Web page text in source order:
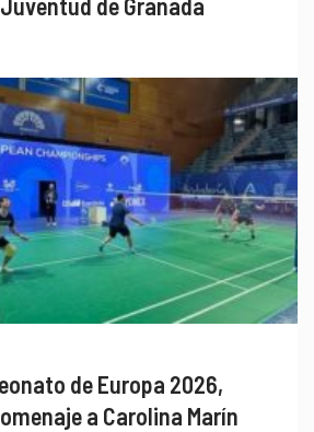
de Granada
de Europa 2026,
a Carolina Marín